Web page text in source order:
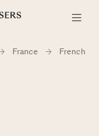
France
French